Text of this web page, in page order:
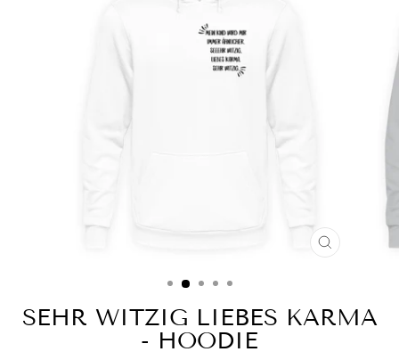
SEHR WITZIG LIEBES KARMA
- HOODIE